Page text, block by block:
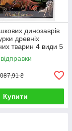
динозаврів
древніх
тварин 4 види 5
та дерево
₴
Купити